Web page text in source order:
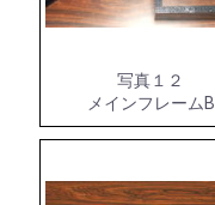
写真１２
メインフレームB